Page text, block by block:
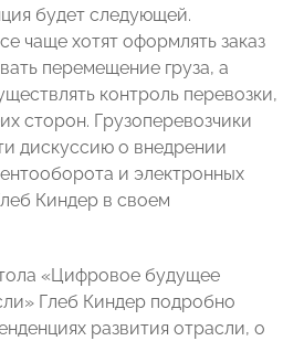
будет следующей.
чаще хотят оформлять заказ
перемещение груза, а
контроль перевозки,
сторон. Грузоперевозчики
дискуссию о внедрении
и электронных
Киндер в своем
«Цифровое будущее
Глеб Киндер подробно
развития отрасли, о